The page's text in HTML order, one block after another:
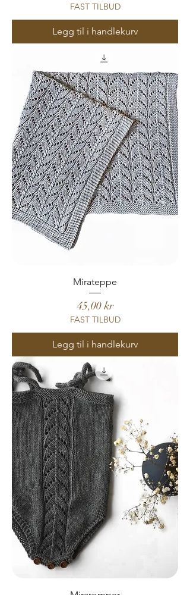
FAST TILBUD
Legg til i handlekurv
Mirateppe
Pris
45,00 kr
FAST TILBUD
Legg til i handlekurv